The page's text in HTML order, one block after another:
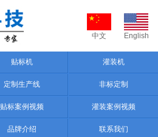
中文 English
贴标机 灌装机
定制生产线 非标定制
贴标案例视频 灌装案例视频
品牌介绍 联系我们